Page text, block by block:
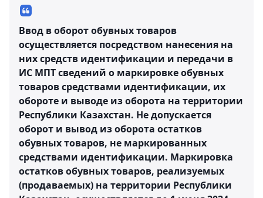
Ввод в оборот обувных товаров
осуществляется посредством нанесения на
них средств идентификации и передачи в
ИС МПТ сведений о маркировке обувных
товаров средствами идентификации, их
обороте и выводе из оборота на территории
Республики Казахстан. Не допускается
оборот и вывод из оборота остатков
обувных товаров, не маркированных
средствами идентификации. Маркировка
остатков обувных товаров, реализуемых
(продаваемых) на территории Республики